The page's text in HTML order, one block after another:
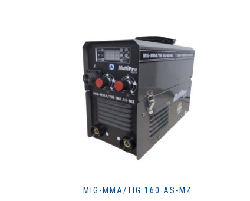
MIG-MMA/TIG 160 AS-MZ